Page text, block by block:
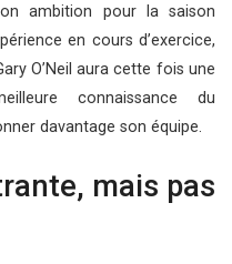
ambition pour la saison
en cours d’exercice,
O’Neil aura cette fois une
connaissance du
davantage son équipe.
mais pas